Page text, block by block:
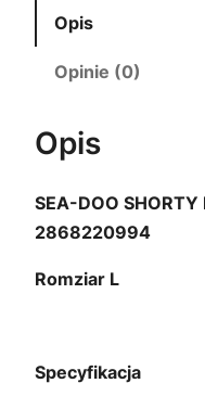
ł
Opis
Opinie (0)
Opis
SEA-DOO
2868220994
Romziar L
Specyfikacja